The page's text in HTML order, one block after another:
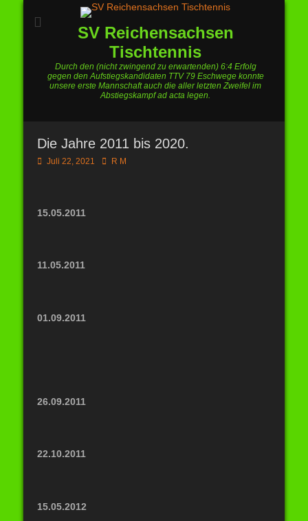
SV Reichensachsen
Tischtennis
Durch den (nicht zwingend zu erwartenden) 6:4 Erfolg
gegen den Aufstiegskandidaten TTV 79 Eschwege konnte
unsere erste Mannschaft auch die aller letzten Zweifel im
Abstiegskampf ad acta legen.
Die Jahre 2011 bis 2020.
Posted
Juli 22, 2021 Autor
R M
15.05.2011
11.05.2011
01.09.2011
26.09.2011
22.10.2011
15.05.2012